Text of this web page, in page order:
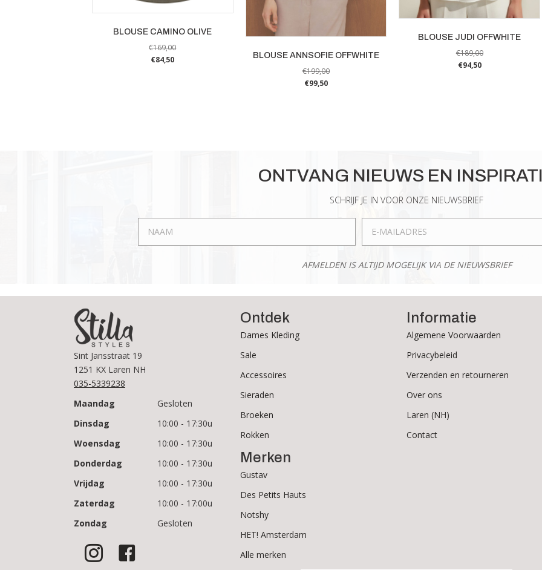
BLOUSE CAMINO OLIVE
€169,00
€84,50
op
de
productpagina
BLOUSE ANNSOFIE OFFWHITE
€199,00
€99,50
Deze
optie
productpagina
BLOUSE JUDI OFFWHITE
€189,00
€94,50
kan
worden
op
productpagina
ONTVANG NIEUWS EN
SCHRIJF JE IN VOOR ONZE NIEUWSBRIEF
AFMELDEN IS ALTIJD MOGELIJK VIA DE NIEUWSBRIEF
Sint Jansstraat 19
1251 KX Laren NH
035-5339238
Maandag
Gesloten
Dinsdag
10:00 - 17:30u
Woensdag
10:00 - 17:30u
Donderdag
10:00 - 17:30u
Vrijdag
10:00 - 17:30u
Zaterdag
10:00 - 17:00u
Zondag
Gesloten
Ontdek
Dames Kleding
Sale
Accessoires
Sieraden
Broeken
Rokken
Merken
Gustav
Des Petits Hauts
Notshy
HET! Amsterdam
Alle merken
Informatie
Algemene Voorwaarden
Privacybeleid
Verzenden en retourneren
Over ons
Laren (NH)
Contact